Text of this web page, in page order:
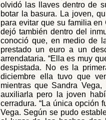
olvidó las llaves dentro de
botar la basura. La joven,
para evitar que su familia
dejó también dentro del
conoció que, en medio de
prestado un euro a un
arrendataria. “Ella es muy
despistada. No es la
diciembre ella tuvo que
mientras que Sandra
auxiliarla pero la joven
cerradura. “La única opción
Vega. Según se pudo